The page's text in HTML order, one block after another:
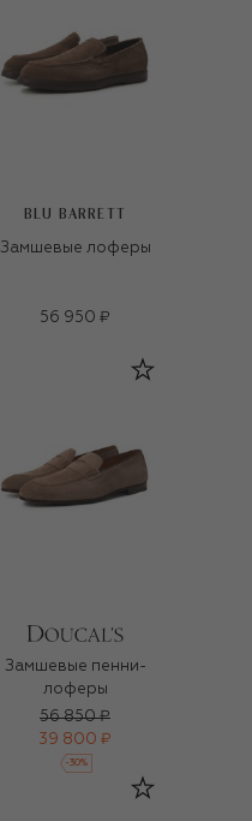
BLU BARRETT
Замшевые лоферы
56 950 ₽
Замшевые пенни-
лоферы
56 850 ₽
39 800 ₽
-30%